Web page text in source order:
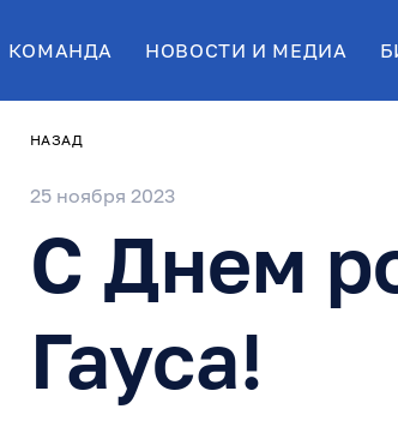
КОМАНДА НОВОСТИ И МЕДИА
НАЗАД
25 ноября 2023
С Днем
Гауса!